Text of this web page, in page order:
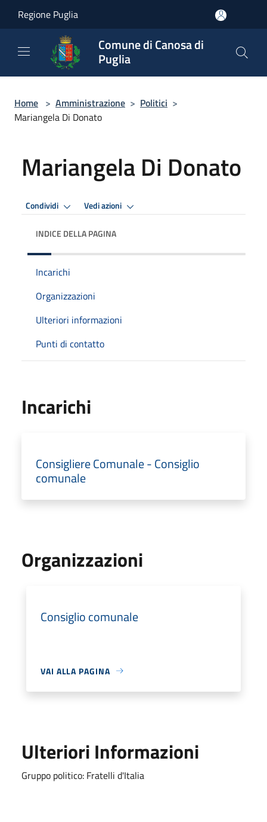
Regione Puglia
Comune di Canosa di
Puglia
Home > Amministrazione > Politici >
Mariangela Di Donato
Mariangela Di Donato
Condividi Vedi azioni
INDICE DELLA PAGINA
Incarichi
Organizzazioni
Ulteriori informazioni
Punti di contatto
Incarichi
Consigliere Comunale - Consiglio
comunale
Organizzazioni
Consiglio comunale
VAI ALLA PAGINA
Ulteriori Informazioni
Gruppo politico: Fratelli d'Italia